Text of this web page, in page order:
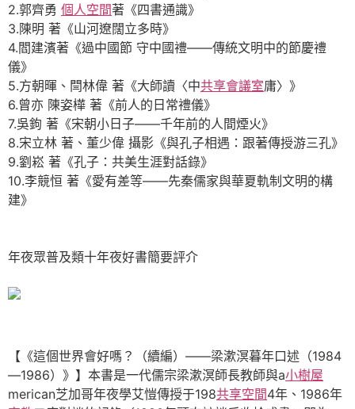
2.郭齊勇 個人空間著《四書通識》
3.陳明 著《山河遼闊立多時》
4.閻建濱著《過中國節 守中國禮——傳統文明中的節慶禮
儀》
5.方朝暉、閆林偉 著《大師讀〈中共享會議室庸〉》
6.曾亦 陳姿樺 著《前人的日常禮儀》
7.吳鉤 著《宋朝小日子——千年前的人間煙火》
8.宋立林 著、董少偉 攝影《與孔子相遇：跟著傳授游三孔》
9.劉崧 著《孔子：共美生涯對話錄》
10.李競恒 著《愛有差等——先秦儒家與華夏軌制文明的構
建》
年夜眾普及類十年夜好書簡要評介
【《這個世界會好嗎？（續編）——梁漱溟暮年口述（1984
—1986）》】本書是一代儒宗梁漱溟師長教師與a小樹屋
merican芝加哥年夜學艾愷傳授于198共享空間4年、1986年